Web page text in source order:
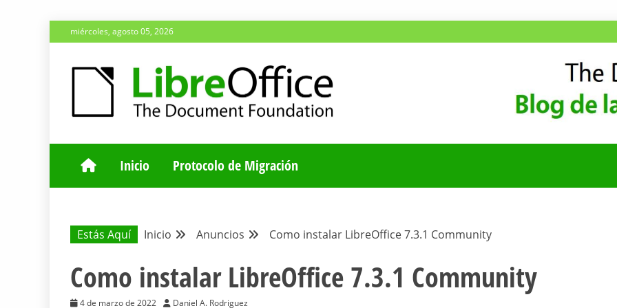
Saltar
al
miércoles, agosto 05, 2026
BLOG DE LA COMUNIDAD
Inicio Protocolo de Migración
Estás Aquí Inicio Anuncios Como instalar LibreOffice 7.3.1 Community
Como instalar LibreOffice 7.3.1 Community
4 de marzo de 2022 Daniel A. Rodriguez